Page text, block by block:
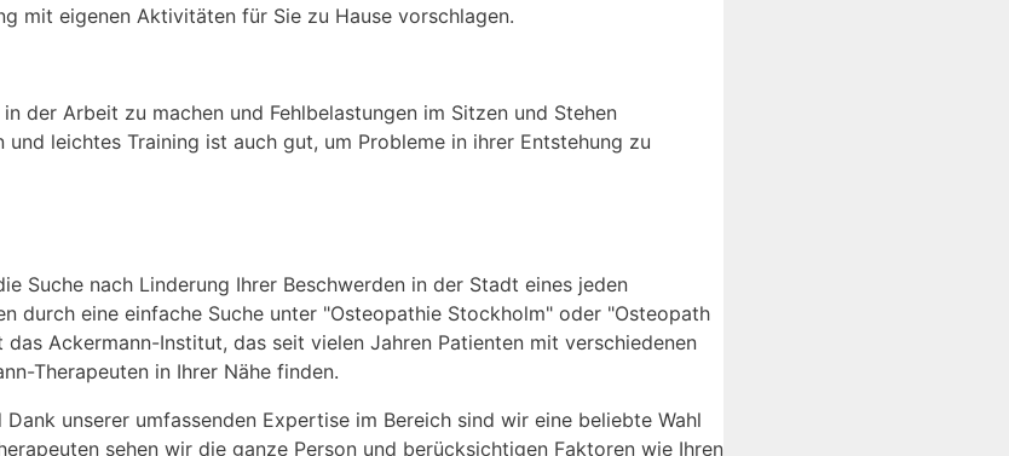
mit eigenen Aktivitäten für Sie zu Hause vorschlagen.
der Arbeit zu machen und Fehlbelastungen im Sitzen und Stehen
leichtes Training ist auch gut, um Probleme in ihrer Entstehung zu
Suche nach Linderung Ihrer Beschwerden in der Stadt eines jeden
durch eine einfache Suche unter "Osteopathie Stockholm" oder "Osteopath
Ackermann-Institut, das seit vielen Jahren Patienten mit verschiedenen
Therapeuten in Ihrer Nähe finden.
unserer umfassenden Expertise im Bereich sind wir eine beliebte Wahl
sehen wir die ganze Person und berücksichtigen Faktoren wie Ihren